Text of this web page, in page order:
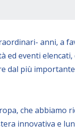
anni, a
ed eventi elencati,
dal più
che abbiamo
innovativa e